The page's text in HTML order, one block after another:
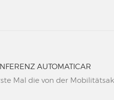
AUTOMATICAR
Mal die von der